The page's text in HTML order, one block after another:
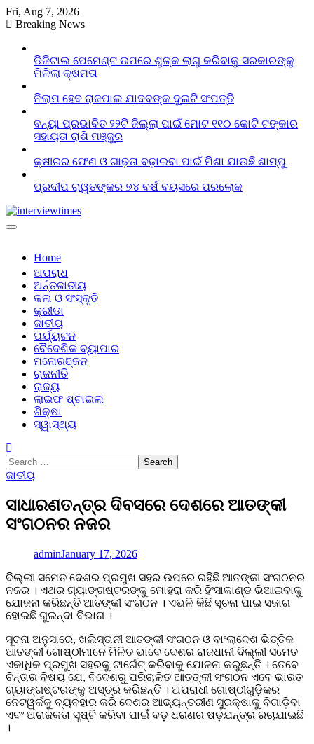
Skip
to
Fri, Aug 7, 2026
Breaking News
ଡିଜିଟାଲ ପେମେଣ୍ଟ ଉପରେ ଶୁଳ୍କ ଲାଗୁ କରିବାକୁ ସରକାରଙ୍କୁ
ମିଳିଲା କ୍ଷମତା
ନିଲାମ ହେବ ରାଜପାଲ ଯାଦବଙ୍କ ଦୁଇଟି ସଂପତ୍ତି
ବନ୍ୟା ପ୍ରଭାବିତ ୨୨ଟି ଜିଲ୍ଲା ପାଇଁ ମୋଟ ୧୧୦ କୋଟି ଟଙ୍କାର
ସହାୟତା ରାଶି ମଞ୍ଜୁର
କ୍ଷୀରର ଫେଣ ଓ ଗାଢ଼ତା ବଢ଼ାଇବା ପାଇଁ ମିଶା ଯାଉଛି ଶାମ୍ପୁ
ପ୍ରଦୀପ ରାୱତଙ୍କର ୭୪ ବର୍ଷ ବୟସରେ ପରଲୋକ
Home
ଅପରାଧ
ଅର୍ନ୍ତଜାତୀୟ
କଳା ଓ ସଂସ୍କୃତି
କ୍ରୀଡା
ଜାତୀୟ
ପର୍ଯ୍ୟଟନ
ବୈଦେଶିକ ବ୍ୟାପାର
ମନୋରଞ୍ଜନ
ରାଜନୀତି
ରାଜ୍ୟ
ଲାଇଫ ଷ୍ଟାଇଲ
ଶିକ୍ଷା
ସ୍ୱାସ୍ଥ୍ୟ
Search
for:
ଜାତୀୟ
ସାଧାରଣତନ୍ତ୍ର ଦିବସରେ ଦେଶରେ ଆତଙ୍କୀ
ସଂଗଠନର ନଜର
adminJanuary 17, 2026
ଦିଲ୍ଲୀ ସମେତ ଦେଶର ପ୍ରମୁଖ ସହର ଉପରେ ରହିଛି ଆତଙ୍କୀ ସଂଗଠନର
ନଜର । ଏଥର ଗ୍ୟାଙ୍ଗଷ୍ଟରଙ୍କୁ ମୋହରା କରି ହିଂସାକାଣ୍ଡ ଭିଆଇବାକୁ
ଯୋଜନା କରିଛନ୍ତି ଆତଙ୍କୀ ସଂଗଠନ । ଏଭଳି କିଛି ସୂଚନା ପାଇ ସଜାଗ
ହୋଇଛି ଗୁଇନ୍ଦା ବିଭାଗ ।
ସୂଚନା ଅନୁସାରେ, ଖଲିସ୍ତାନୀ ଆତଙ୍କୀ ସଂଗଠନ ଓ ବାଂଲାଦେଶ ଭିତ୍ତିକ
ଆତଙ୍କୀ ଗୋଷ୍ଠୀମାନେ ମିଳିତ ଭାବେ ଦେଶର ରାଜଧାନୀ ଦିଲ୍ଲୀ ସମେତ
ଏକାଧିକ ପ୍ରମୁଖ ସହରକୁ ଟାର୍ଗେଟ୍ କରିବାକୁ ଯୋଜନା କରୁଛନ୍ତି । ତେବେ
ଚିନ୍ତାର ବିଷୟ ଯେ, ବିଦେଶରୁ ପରିଚାଳିତ ଆତଙ୍କୀ ସଂଗଠନ ଏବେ ଭାରତ
ଗ୍ୟାଙ୍ଗଷ୍ଟରଙ୍କୁ ଅସ୍ତ୍ର କରିଛନ୍ତି । ଅପରାଧୀ ଗୋଷ୍ଠୀଗୁଡ଼ିକର
ନେଟୱର୍କକୁ ବ୍ୟବହାର କରି ଦେଶର ଆଭ୍ୟନ୍ତରୀଣ ସୁରକ୍ଷାକୁ ବିଗାଡ଼ିବା
ଏବଂ ଅରାଜକତା ସୃଷ୍ଟି କରିବା ପାଇଁ ବଡ଼ ଧରଣର ଷଡ଼ଯନ୍ତ୍ର ରଚାଯାଇଛି
।